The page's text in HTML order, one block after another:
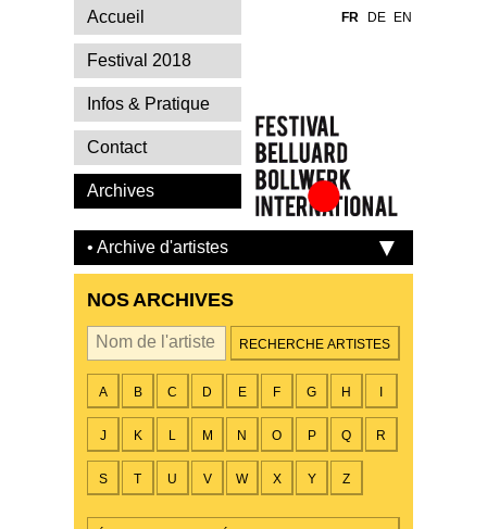
Festival Belluard
International
• Archive d'artistes
NOS ARCHIVES
A B C D E F G H
J K L M N O P Q R
S T U V W X Y Z
Accueil
Festival 2018
Infos & Pratique
Contact
Archives
FR DE EN